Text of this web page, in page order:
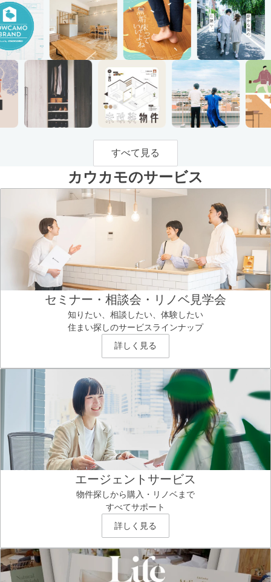
すべて見る
カウカモのサービス
セミナー・相談会・リノベ見学会
知りたい、相談したい、体験したい
住まい探しのサービスラインナップ
詳しく見る
エージェントサービス
物件探しから購入・リノベまで
すべてサポート
詳しく見る